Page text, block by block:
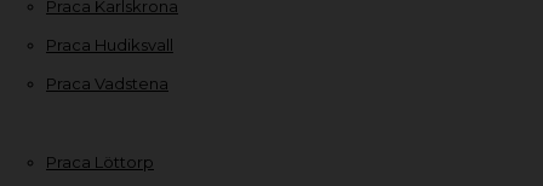
Praca Karlskrona
Praca Hudiksvall
Praca Vadstena
Praca Löttorp